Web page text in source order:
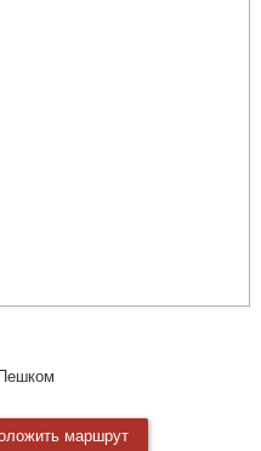
Пешком
маршрут